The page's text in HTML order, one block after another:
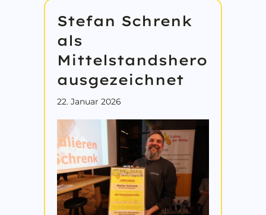
Stefan Schrenk
als
Mittelstandshero
ausgezeichnet
22. Januar 2026